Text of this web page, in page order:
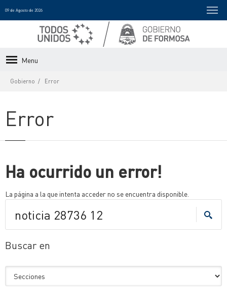
09 de Agosto de 2026
Menu
Gobierno Error
Error
Ha ocurrido un error!
La página a la que intenta acceder no se encuentra disponible.
Buscar en